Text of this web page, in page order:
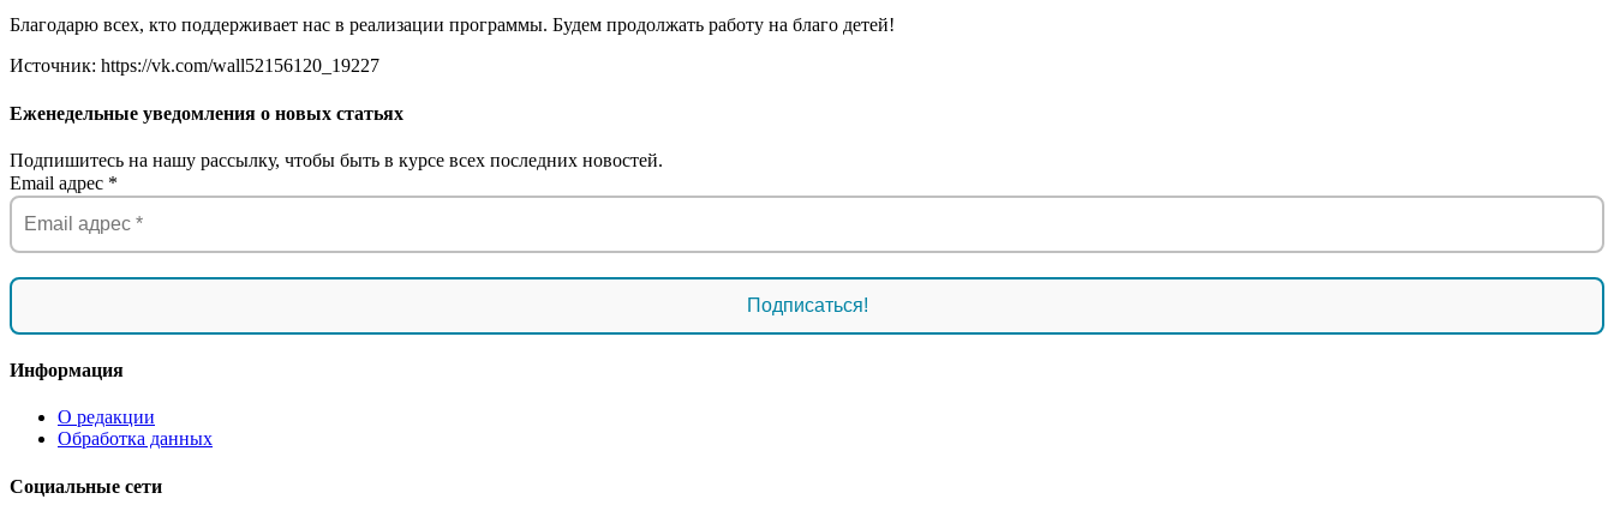
Благодарю всех, кто поддерживает нас в реализации программы. Будем продолжать работу на благо детей!
Источник: https://vk.com/wall52156120_19227
Еженедельные уведомления о новых статьях
Подпишитесь на нашу рассылку, чтобы быть в курсе всех последних новостей.
Email адрес *
Информация
О редакции
Обработка данных
Социальные сети